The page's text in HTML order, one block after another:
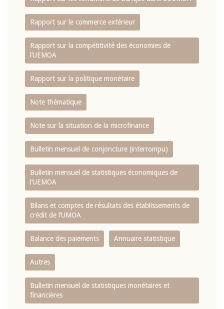
Rapport sur le commerce extérieur
Rapport sur la compétitivité des économies de
l‘UEMOA
Rapport sur la politique monétaire
Note thématique
Note sur la situation de la microfinance
Bulletin mensuel de conjoncture (interrompu)
Bulletin mensuel de statistiques économiques de
l‘UEMOA
Bilans et comptes de résultats des établissements de
crédit de l‘UMOA
Balance des paiements Annuaire statistique
Autres
Bulletin mensuel de statistiques monétaires et
financières